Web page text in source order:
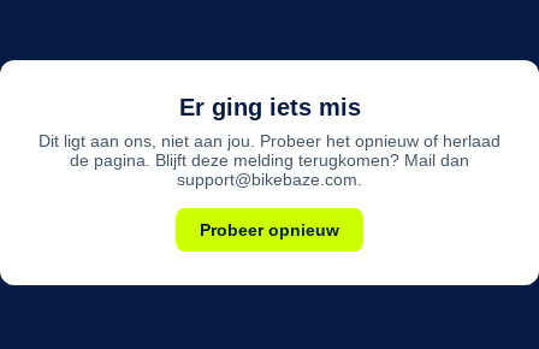
Er ging iets mis
Dit ligt aan ons, niet aan jou. Probeer het opnieuw of herlaad
de pagina. Blijft deze melding terugkomen? Mail dan
support@bikebaze.com.
Probeer opnieuw